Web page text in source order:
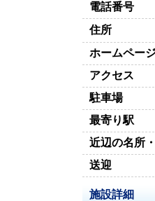
電話番号
住所
ホームペー
アクセス
駐車場
最寄り駅
近辺の名所
送迎
施設詳細